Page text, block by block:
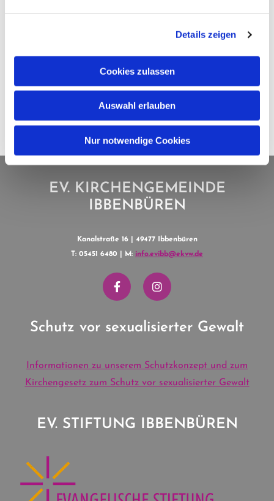
Details zeigen
Cookies zulassen
Auswahl erlauben
Nur notwendige Cookies
EV. KIRCHENGEMEINDE
IBBENBÜREN
Kanalstraße 16 | 49477 Ibbenbüren
T: 05451 6480 | M: info.evibb@ekvw.de
Schutz vor sexualisierter Gewalt
Informationen zu unserem Schutzkonzept und zum
Kirchengesetz zum Schutz vor sexualisierter Gewalt
EV. STIFTUNG IBBENBÜREN